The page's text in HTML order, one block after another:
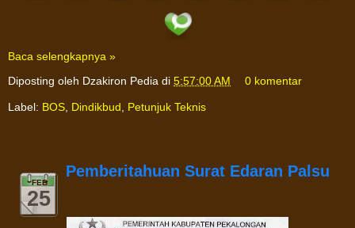
Baca selengkapnya »
Diposting oleh Dzakiron Pedia di 5:57:00 AM 0 komentar
Label: BOS, Dindikbud, Petunjuk Teknis
FEB
25
Pemberitahuan Surat Edaran Palsu